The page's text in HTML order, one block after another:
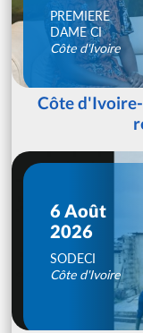
PREMIERE
DAME CI
Côte d'Ivoire
Côte
6 Août
2026
SODECI
Côte d'Ivoire